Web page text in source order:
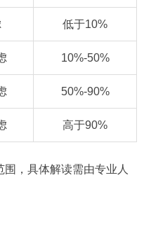
低于10%
10%-50%
50%-90%
高于90%
，具体解读需由专业人